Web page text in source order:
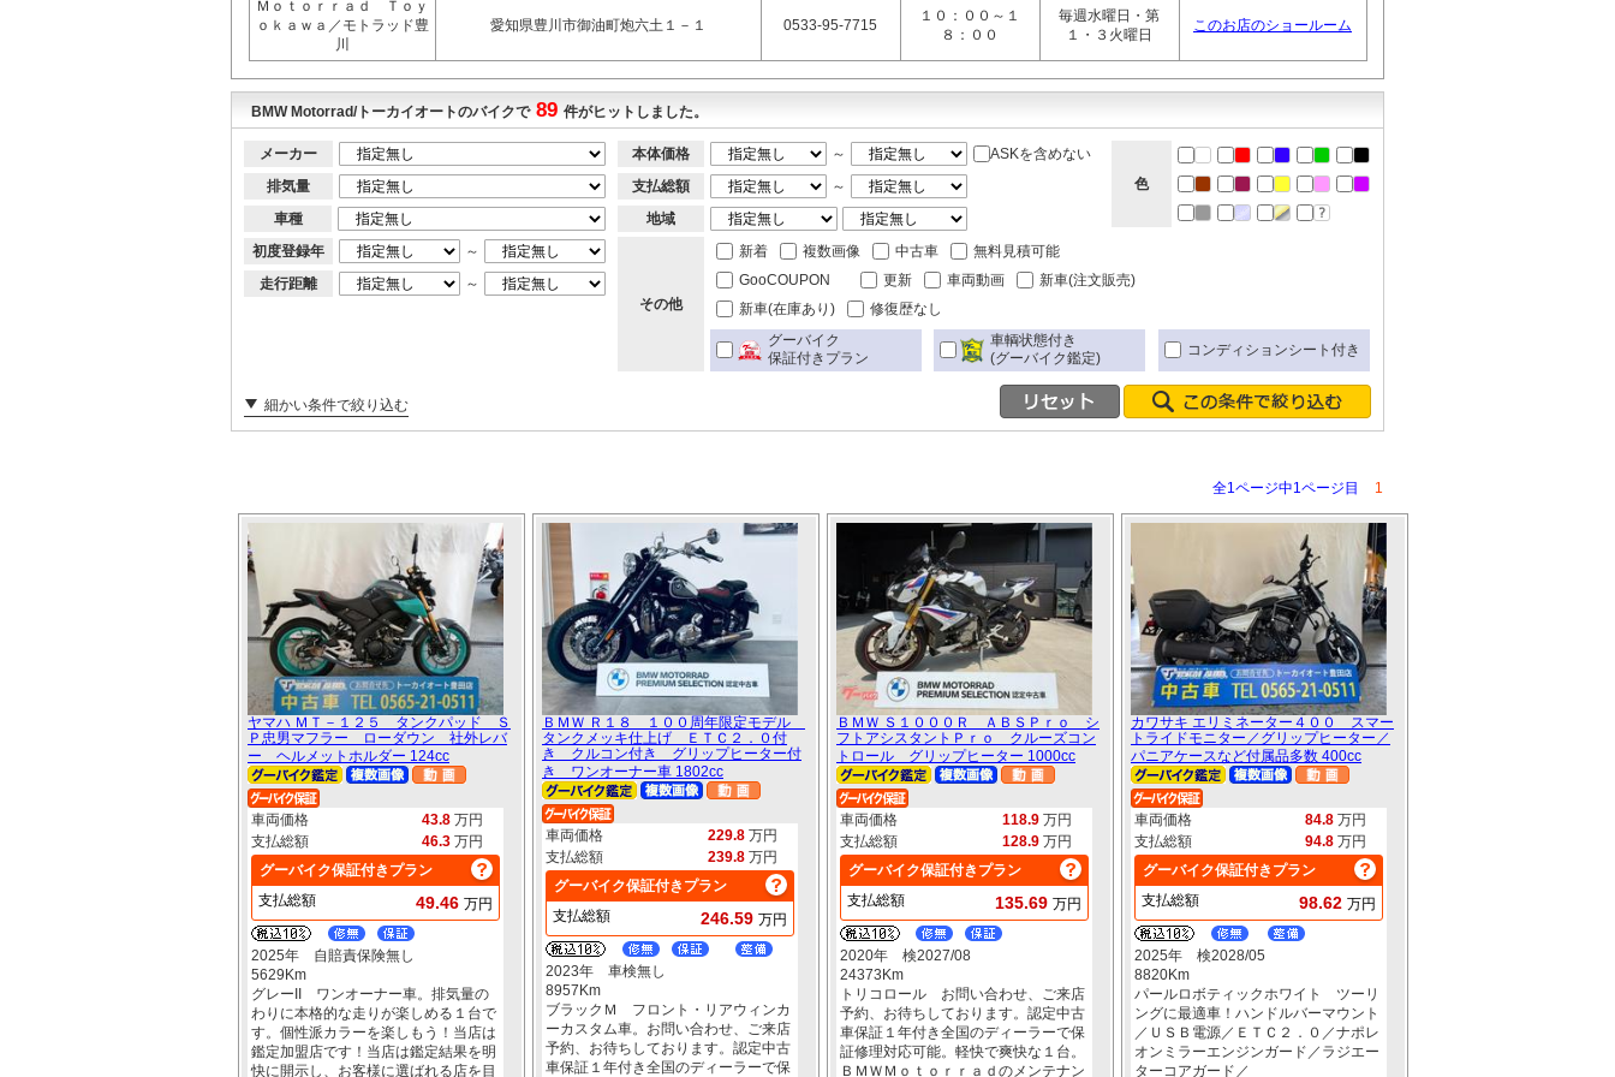
Ｍｏｔｏｒｒａｄ Ｔｏｙ
ｏｋａｗａ／モトラッド豊
川
愛知県豊川市御油町炮六土１－１ 0533-95-7715
１０：００～１
８：００
毎週水曜日・第
１・３火曜日
このお店のショールーム
BMW Motorrad/トーカイオートのバイクで 89 件がヒットしました。
メーカー
排気量
車種
初度登録年
～
走行距離
～
本体価格 ～
ASKを含めない
支払総額
～
地域
色
その他
新着 複数画像 中古車
無料見積可能
GooCOUPON
更新 車両動画
新車(注文販売)
新車(在庫あり)
修復歴なし
グーバイク
保証付きプラン
車輌状態付き
(グーバイク鑑定)
コンディションシート付き
細かい条件で絞り込む
全1ページ中1ページ目 1
ヤマハ ＭＴ－１２５ タンクパッド Ｓ
Ｐ忠男マフラー ローダウン 社外レバ
ー ヘルメットホルダー 124cc
車両価格 43.8 万円
支払総額
46.3 万円
グーバイク保証付きプラン
支払総額
49.46 万円
2025年 自賠責保険無し
5629Km
グレーII ワンオーナー車。排気量の
わりに本格的な走りが楽しめる１台で
す。個性派カラーを楽しもう！当店は
鑑定加盟店です！当店は鑑定結果を明
快に開示し、お客様に選ばれる店を目
ＢＭＷ Ｒ１８ １００周年限定モデル
タンクメッキ仕上げ ＥＴＣ２．０付
き クルコン付き グリップヒーター付
き ワンオーナー車 1802cc
車両価格 229.8 万円
支払総額
239.8 万円
グーバイク保証付きプラン
支払総額
246.59 万円
2023年 車検無し
8957Km
ブラックＭ フロント・リアウィンカ
ーカスタム車。お問い合わせ、ご来店
予約、お待ちしております。認定中古
車保証１年付き全国のディーラーで保
ＢＭＷ Ｓ１０００Ｒ ＡＢＳＰｒｏ シ
フトアシスタントＰｒｏ クルーズコン
トロール グリップヒーター 1000cc
車両価格 118.9 万円
支払総額
128.9 万円
グーバイク保証付きプラン
支払総額
135.69 万円
2020年 検2027/08
24373Km
トリコロール お問い合わせ、ご来店
予約、お待ちしております。認定中古
車保証１年付き全国のディーラーで保
証修理対応可能。軽快で爽快な１台。
ＢＭＷＭｏｔｏｒｒａｄのメンテナン
カワサキ エリミネーター４００ スマー
トライドモニター／グリップヒーター／
パニアケースなど付属品多数 400cc
車両価格 84.8 万円
支払総額
94.8 万円
グーバイク保証付きプラン
支払総額
98.62 万円
2025年 検2028/05
8820Km
パールロボティックホワイト ツーリ
ングに最適車！ハンドルバーマウント
／ＵＳＢ電源／ＥＴＣ２．０／ナポレ
オンミラーエンジンガード／ラジエー
ターコアガード／